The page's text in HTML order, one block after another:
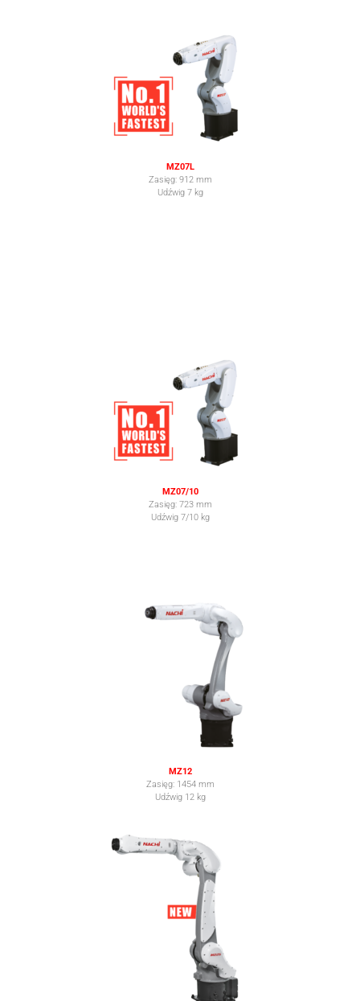
MZ07L
Zasięg: 912 mm
Udźwig 7 kg
MZ07/10
Zasięg: 723 mm
Udźwig 7/10 kg
MZ12
Zasięg: 1454 mm
Udźwig 12 kg